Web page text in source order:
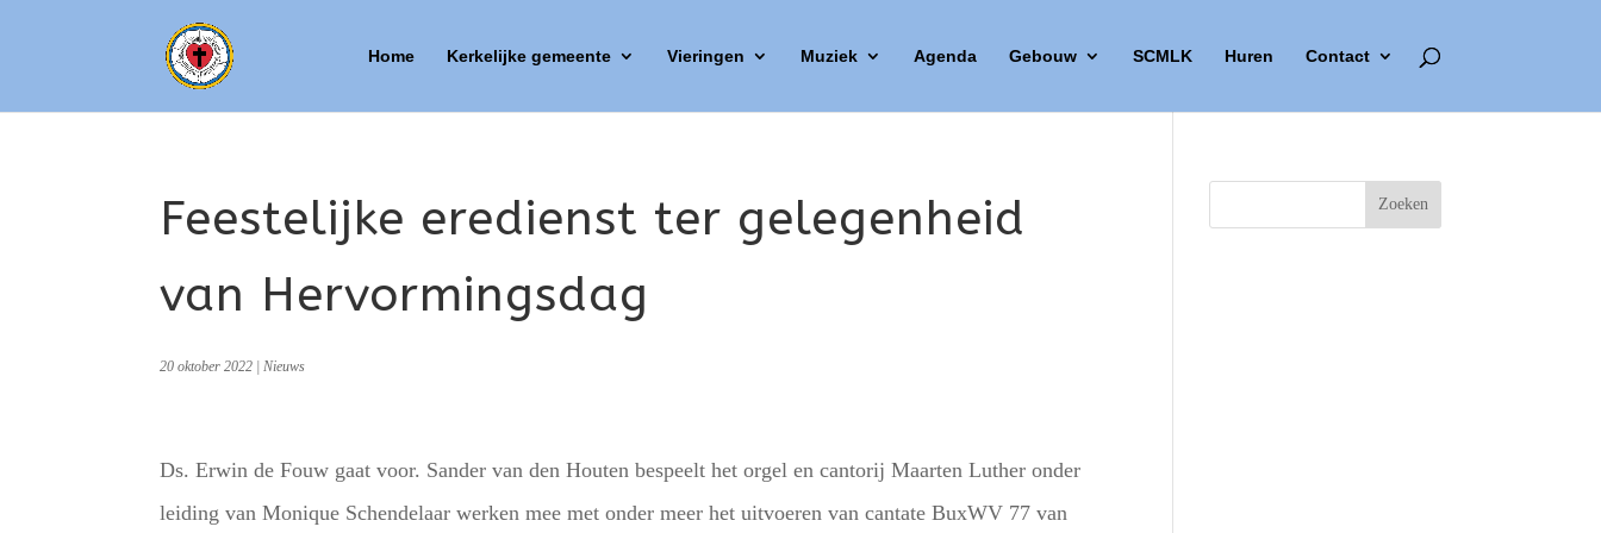
Home Kerkelijke gemeente Vieringen Muziek Agenda Gebouw SCMLK Huren Contact
Feestelijke eredienst ter gelegenheid
van Hervormingsdag
20 oktober 2022 |Nieuws
Ds. Erwin de Fouw gaat voor. Sander van den Houten bespeelt het orgel en cantorij Maarten Luther onder
leiding van Monique Schendelaar werken mee met onder meer het uitvoeren van cantate BuxWV 77 van